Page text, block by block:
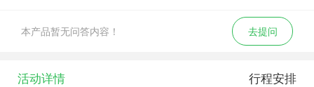
本产品暂无问答内容！ 去提问
活动详情 行程安排